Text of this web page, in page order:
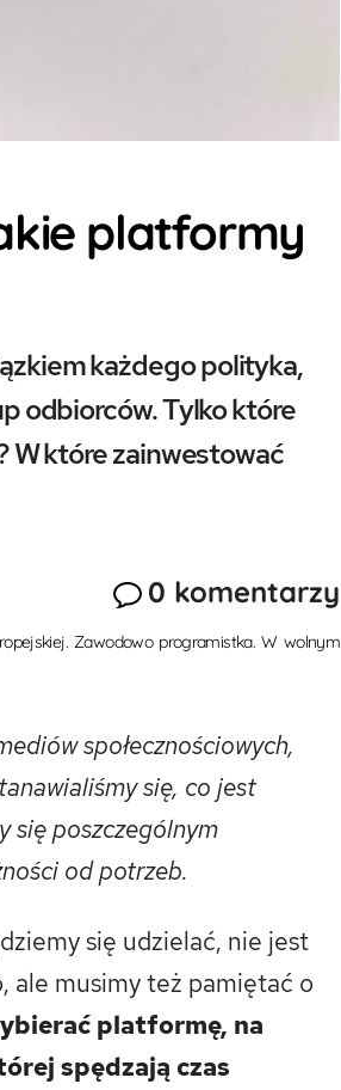
platformy
każdego polityka,
odbiorców. Tylko które
W które zainwestować
0 komentarzy
Zawodowo programistka. W wolnym
społecznościowych,
się, co jest
się poszczególnym
od potrzeb.
się udzielać, nie jest
ale musimy też pamiętać o
platformę, na
spędzają czas